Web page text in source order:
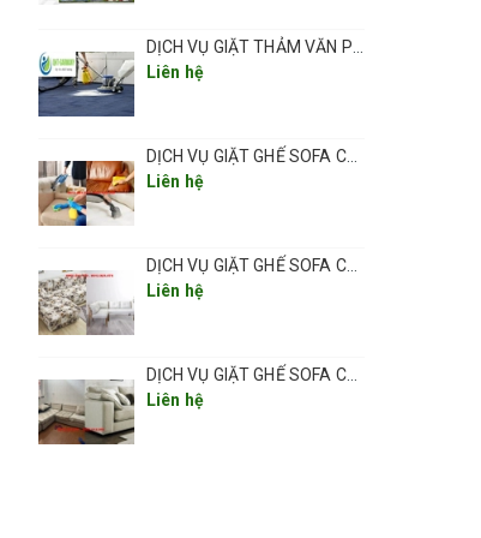
Liên hệ
DỊCH VỤ GIẶT GHẾ SOFA CHUYÊN NGHIỆP UY TÍN GIÁ RẺ TẠI QUẬN LONG BIÊN
Liên hệ
DỊCH VỤ GIẶT GHẾ SOFA CHUYÊN NGHIỆP UY TÍN GIÁ RẺ TẠI QUẬN HÀ ĐÔNG
Liên hệ
DỊCH VỤ GIẶT GHẾ SOFA CHUYÊN NGHIỆP UY TÍN GIÁ RẺ TẠI QUẬN THANH XUÂN
Liên hệ